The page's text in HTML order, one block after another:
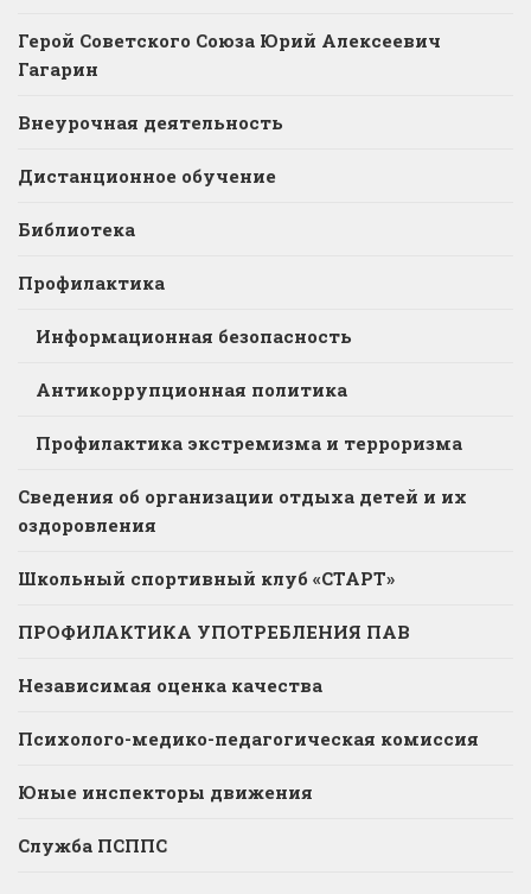
Герой Советского Союза Юрий Алексеевич
Гагарин
Внеурочная деятельность
Дистанционное обучение
Библиотека
Профилактика
Информационная безопасность
Антикоррупционная политика
Профилактика экстремизма и терроризма
Сведения об организации отдыха детей и их
оздоровления
Школьный спортивный клуб «СТАРТ»
ПРОФИЛАКТИКА УПОТРЕБЛЕНИЯ ПАВ
Независимая оценка качества
Психолого-медико-педагогическая комиссия
Юные инспекторы движения
Служба ПСППС